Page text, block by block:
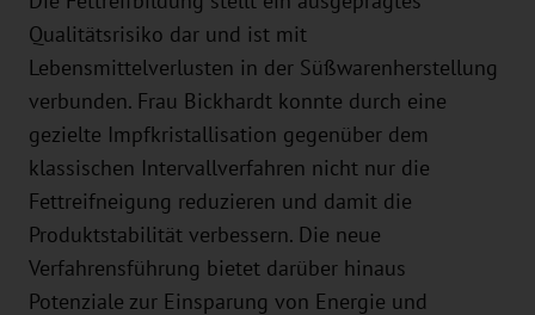
Qualitätsrisiko dar und ist mit
Lebensmittelverlusten in der Süßwarenherstellung
verbunden. Frau Bickhardt konnte durch eine
gezielte Impfkristallisation gegenüber dem
klassischen Intervallverfahren nicht nur die
Fettreifneigung reduzieren und damit die
Produktstabilität verbessern. Die neue
Verfahrensführung bietet darüber hinaus
Potenziale zur Einsparung von Energie und